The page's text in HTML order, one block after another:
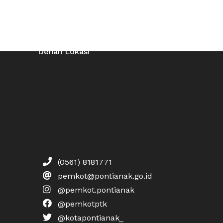
Denah Lokasi
(0561) 8181771
pemkot@pontianak.go.id
@pemkot.pontianak
@pemkotptk
@kotapontianak_